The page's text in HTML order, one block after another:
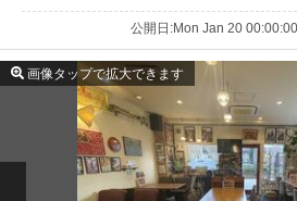
公開日 Mon Jan 20
画像タップで拡大できます